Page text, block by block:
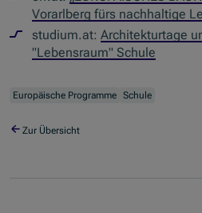
Vorarlberg fürs nachhaltige
studium.at:Architekturtage
"Lebensraum" Schule
Europäische Programme Schule
Zur Übersicht